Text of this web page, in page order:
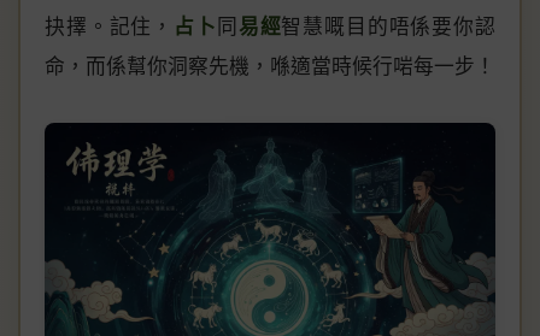
抉擇。記住， 占卜 同 易經智慧嘅目的唔係要你認
命，而係幫你洞察先機，喺適當時候行啱每一步！